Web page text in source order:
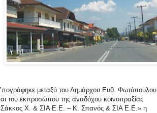
μεταξύ του Δημάρχου Ευθ. Φωτόπουλου
του εκπροσώπου της αναδόχου κοινοπραξίας
Χ. & ΣΙΑ Ε.Ε. – Κ. Σπανός & ΣΙΑ Ε.Ε.» η